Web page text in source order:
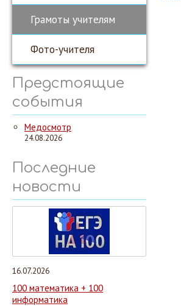
Грамоты учителям
Фото-учителя
Предстоящие
события
Медосмотр
24.08.2026
Последние
новости
16.07.2026
100 математика + 100
информатика